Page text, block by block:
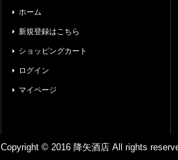
ホーム
新規登録はこちら
ショッピングカート
ログイン
マイページ
Copyright © 2016 降矢酒店 All rights